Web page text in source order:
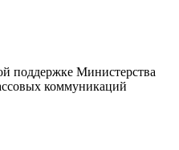
поддержке Министерства
коммуникаций